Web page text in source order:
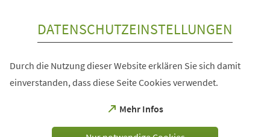
DATENSCHUTZEINSTELLUNGEN
Durch die Nutzung dieser Website erklären Sie sich damit
einverstanden, dass diese Seite Cookies verwendet.
Mehr Infos
(Öffnet
einem